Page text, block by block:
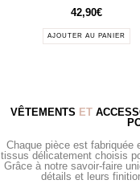
42,90€
AJOUTER AU PANIER
VÊTEMENTS ET
Chaque pièce est fabriquée
tissus délicatement choisis
Grâce à notre savoir-faire
détails et leurs